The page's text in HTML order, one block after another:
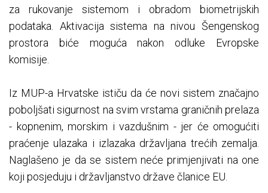
za rukovanje sistemom i obradom biometrijskih
podataka. Aktivacija sistema na nivou Šengenskog
prostora biće moguća nakon odluke Еvropske
komisije.
Iz MUP-a Hrvatske ističu da će novi sistem značajno
poboljšati sigurnost na svim vrstama graničnih prelaza
- kopnenim, morskim i vazdušnim - jer će omogućiti
praćenje ulazaka i izlazaka državljana trećih zemalja.
Naglašeno je da se sistem neće primjenjivati na one
koji posjeduju i državljanstvo države članice ЕU.